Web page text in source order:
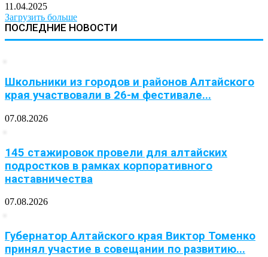
11.04.2025
Загрузить больше
ПОСЛЕДНИЕ НОВОСТИ
Школьники из городов и районов Алтайского
края участвовали в 26-м фестивале...
07.08.2026
145 стажировок провели для алтайских
подростков в рамках корпоративного
наставничества
07.08.2026
Губернатор Алтайского края Виктор Томенко
принял участие в совещании по развитию...